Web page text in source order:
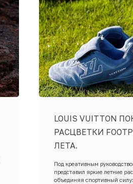
LOUIS VUITTON
РАСЦВЕТКИ
ЛЕТА.
Под креативным
представил яркие летние
объединяя спортивный